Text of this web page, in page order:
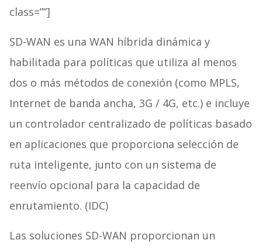
class=””]
SD-WAN es una WAN híbrida dinámica y
habilitada para políticas que utiliza al menos
dos o más métodos de conexión (como MPLS,
Internet de banda ancha, 3G / 4G, etc.) e incluye
un controlador centralizado de políticas basado
en aplicaciones que proporciona selección de
ruta inteligente, junto con un sistema de
reenvío opcional para la capacidad de
enrutamiento. (IDC)
Las soluciones SD-WAN proporcionan un